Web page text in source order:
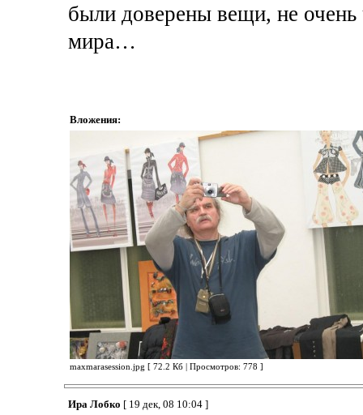
были доверены вещи, не
мира…
Вложения:
maxmarasession.jpg [ 72.2 Кб | Просмотров: 778 ]
Ира Лобко [ 19 дек, 08 10:04 ]